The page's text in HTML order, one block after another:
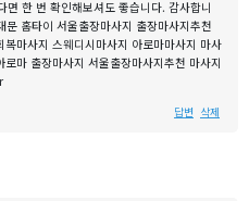
한 번 확인해보셔도 좋습니다. 감사합니
홈타이 서울출장마사지 출장마사지추천
마사지 스웨디시마사지 아로마마사지 마사
마 출장마사지 서울출장마사지추천 마사지
답변 삭제